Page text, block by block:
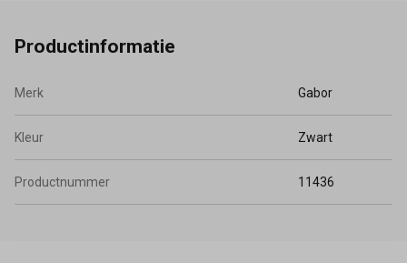
Productinformatie
Merk Gabor
Kleur Zwart
Productnummer 11436